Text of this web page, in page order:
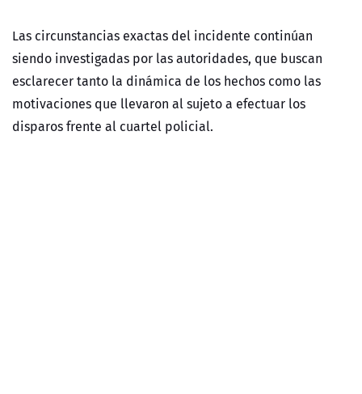
Las circunstancias exactas del incidente continúan
siendo investigadas por las autoridades, que buscan
esclarecer tanto la dinámica de los hechos como las
motivaciones que llevaron al sujeto a efectuar los
disparos frente al cuartel policial.